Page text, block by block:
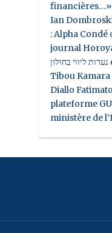
financières…»
Ian
: Alpha
journal Horoya
נערות ליווי בחולון
Tibou Kamara
Diallo
plateforme
ministère de